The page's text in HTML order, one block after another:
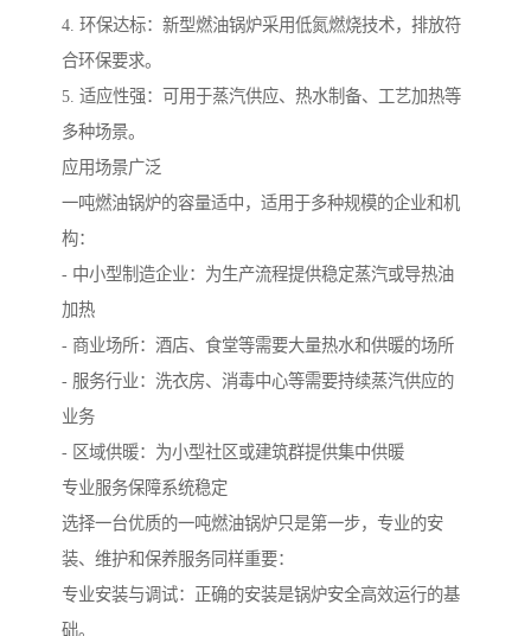
4. 环保达标：新型燃油锅炉采用低氮燃烧技术，排放符
合环保要求。
5. 适应性强：可用于蒸汽供应、热水制备、工艺加热等
多种场景。
应用场景广泛
一吨燃油锅炉的容量适中，适用于多种规模的企业和机
构：
- 中小型制造企业：为生产流程提供稳定蒸汽或导热油
加热
- 商业场所：酒店、食堂等需要大量热水和供暖的场所
- 服务行业：洗衣房、消毒中心等需要持续蒸汽供应的
业务
- 区域供暖：为小型社区或建筑群提供集中供暖
专业服务保障系统稳定
选择一台优质的一吨燃油锅炉只是第一步，专业的安
装、维护和保养服务同样重要：
专业安装与调试：正确的安装是锅炉安全高效运行的基
础。